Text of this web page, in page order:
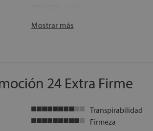
considerado el mejor látex del mundo, y
colchón es ideal para su colocación sobre
TRANSPORTE, MONTAJE Y RETIRADA
Mostrar más
24 Extra Firme
Transpirabilidad
Firmeza